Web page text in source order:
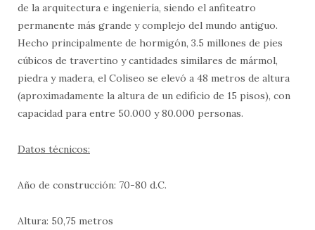
de la arquitectura e ingeniería, siendo el anfiteatro
permanente más grande y complejo del mundo antiguo.
Hecho principalmente de hormigón, 3.5 millones de pies
cúbicos de travertino y cantidades similares de mármol,
piedra y madera, el Coliseo se elevó a 48 metros de altura
(aproximadamente la altura de un edificio de 15 pisos), con
capacidad para entre 50.000 y 80.000 personas.
Datos técnicos:
Año de construcción: 70-80 d.C.
Altura: 50,75 metros